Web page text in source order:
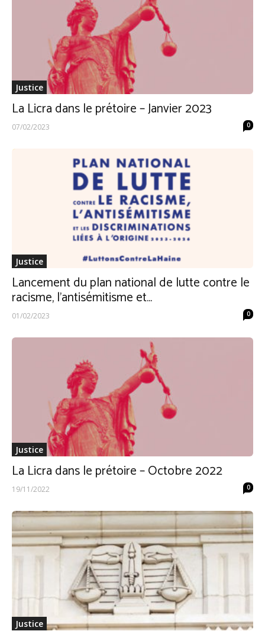
Justice
La Licra dans le prétoire – Janvier 2023
07/02/2023 0
Justice
Lancement du plan national de lutte contre le
racisme, l’antisémitisme et...
01/02/2023 0
Justice
La Licra dans le prétoire – Octobre 2022
19/11/2022 0
Justice